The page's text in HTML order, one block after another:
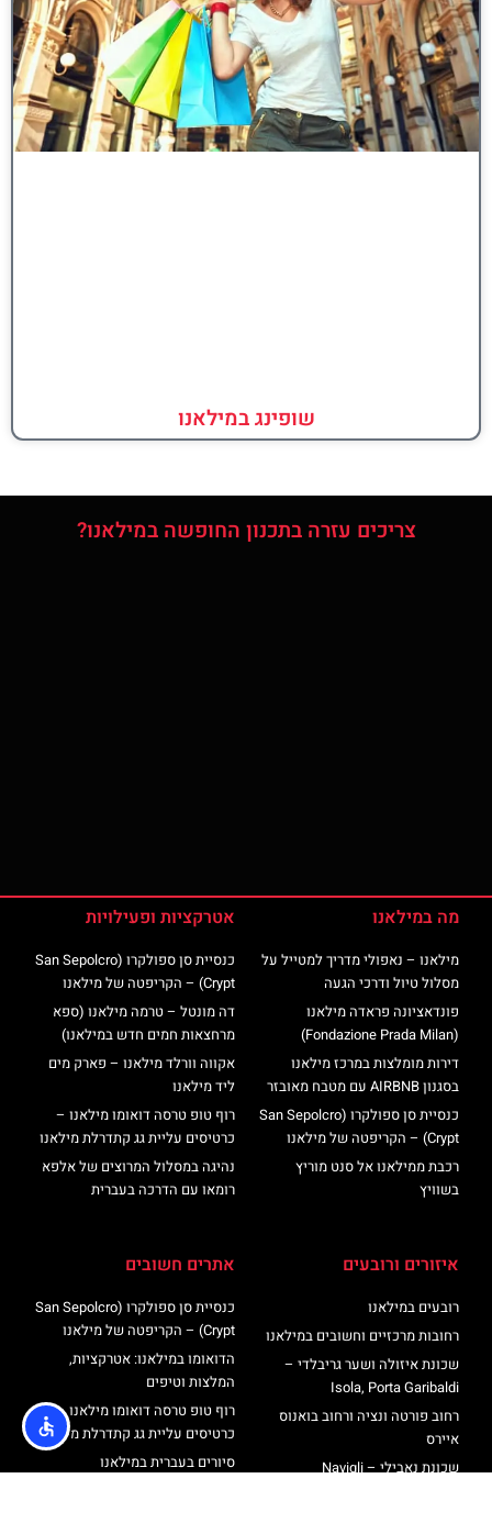
שופינג במילאנו
צריכים עזרה בתכנון החופשה במילאנו?
מה במילאנו
מילאנו – נאפולי מדריך למטייל על
מסלול טיול ודרכי הגעה
פונדאציונה פראדה מילאנו
(Fondazione Prada Milan)
דירות מומלצות במרכז מילאנו
בסגנון AIRBNB עם מטבח מאובזר
כנסיית סן ספולקרו (San Sepolcro
Crypt) – הקריפטה של מילאנו
רכבת ממילאנו אל סנט מוריץ
בשוויץ
אטרקציות ופעילויות
כנסיית סן ספולקרו (San Sepolcro
Crypt) – הקריפטה של מילאנו
דה מונטל – טרמה מילאנו (ספא
מרחצאות חמים חדש במילאנו)
אקווה וורלד מילאנו – פארק מים
ליד מילאנו
רוף טופ טרסה דואומו מילאנו –
כרטיסים עליית גג קתדרלת מילאנו
נהיגה במסלול המרוצים של אלפא
רומאו עם הדרכה בעברית
איזורים ורובעים
רובעים במילאנו
רחובות מרכזיים וחשובים במילאנו
שכונת איזולה ושער גריבלדי –
Isola, Porta Garibaldi
רחוב פורטה ונציה ורחוב בואנוס
איירס
שכונת נאבילי – Navigli
אתרים חשובים
כנסיית סן ספולקרו (San Sepolcro
Crypt) – הקריפטה של מילאנו
הדואומו במילאנו: אטרקציות,
המלצות וטיפים
רוף טופ טרסה דואומו מילאנו –
כרטיסים עליית גג קתדרלת מילאנו
סיורים בעברית במילאנו